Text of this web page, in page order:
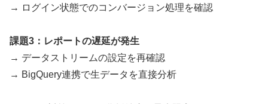
→ ログイン状態でのコンバージョン処理を確認
課題3：レポートの遅延が発生
→ データストリームの設定を再確認
→ BigQuery連携で生データを直接分析